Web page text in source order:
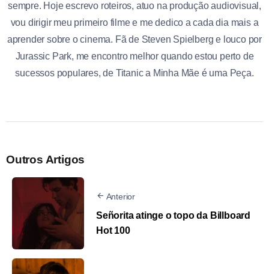
sempre. Hoje escrevo roteiros, atuo na produção audiovisual,
vou dirigir meu primeiro filme e me dedico a cada dia mais a
aprender sobre o cinema. Fã de Steven Spielberg e louco por
Jurassic Park, me encontro melhor quando estou perto de
sucessos populares, de Titanic a Minha Mãe é uma Peça.
Outros Artigos
Anterior
Señorita atinge o topo da Billboard
Hot 100